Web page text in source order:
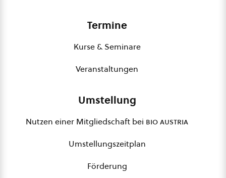
Termine
Kurse & Seminare
Veranstaltungen
Umstellung
Nutzen einer Mitgliedschaft bei bio austria
Umstellungszeitplan
Förderung